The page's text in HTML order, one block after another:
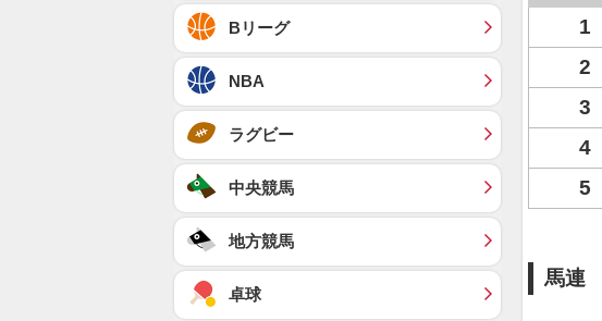
1
2
3
4
5
馬連
Bリーグ
NBA
ラグビー
中央競馬
地方競馬
卓球